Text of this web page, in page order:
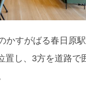
かすがばる春日原
置し、3方を道路で